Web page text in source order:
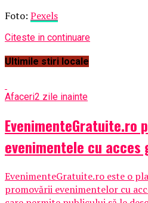
Foto: Pexels
Citeste in continuare
Ultimile stiri locale
Afaceri2 zile inainte
EvenimenteGratuite.ro
evenimentele cu
EvenimenteGratuite.ro este o
promovării evenimentelor cu